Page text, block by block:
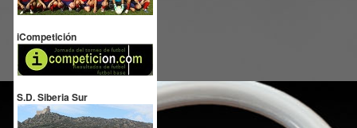
iCompetición
S.D. Siberia Sur